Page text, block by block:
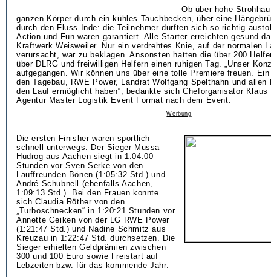
Ob über hohe
ganzen Körper durch ein kühles Tauchbecken, über eine
durch den Fluss Inde: die Teilnehmer durften sich so richtig
Action und Fun waren garantiert. Alle Starter erreichten gesund
Kraftwerk Weisweiler. Nur ein verdrehtes Knie, auf der normalen
verursacht, war zu beklagen. Ansonsten hatten die über 200
über DLRG und freiwilligen Helfern einen ruhigen Tag. „Unser
aufgegangen. Wir können uns über eine tolle Premiere freuen.
den Tagebau, RWE Power, Landrat Wolfgang Spelthahn und
den Lauf ermöglicht haben“, bedankte sich Cheforganisator
Agentur Master Logistik Event Format nach dem Event.
Werbung
Die ersten Finisher waren sportlich
schnell unterwegs. Der Sieger Mussa
Hudrog aus Aachen siegt in 1:04:00
Stunden vor Sven Serke von den
Lauffreunden Bönen (1:05:32 Std.) und
André Schubnell (ebenfalls Aachen,
1:09:13 Std.). Bei den Frauen konnte
sich Claudia Röther von den
„Turboschnecken“ in 1:20:21 Stunden vor
Annette Geiken von der LG RWE Power
(1:21:47 Std.) und Nadine Schmitz aus
Kreuzau in 1:22:47 Std. durchsetzen. Die
Sieger erhielten Geldprämien zwischen
300 und 100 Euro sowie Freistart auf
Lebzeiten bzw. für das kommende Jahr.